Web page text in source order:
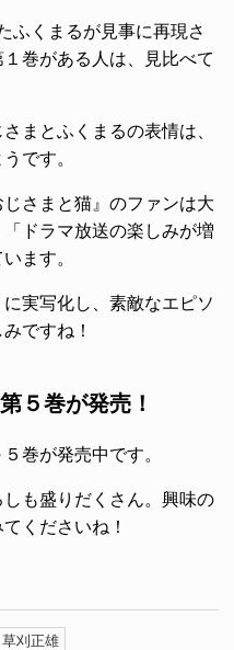
ふくまるが見事に再現さ
巻がある人は、見比べて
まとふくまるの表情は、
です。
さまと猫』のファンは大
ドラマ放送の楽しみが増
ます。
実写化し、素敵なエピソ
ですね！
５巻が発売！
巻が発売中です。
も盛りだくさん。興味の
くださいね！
草刈正雄